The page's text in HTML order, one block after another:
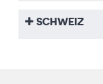
SCHWEIZ